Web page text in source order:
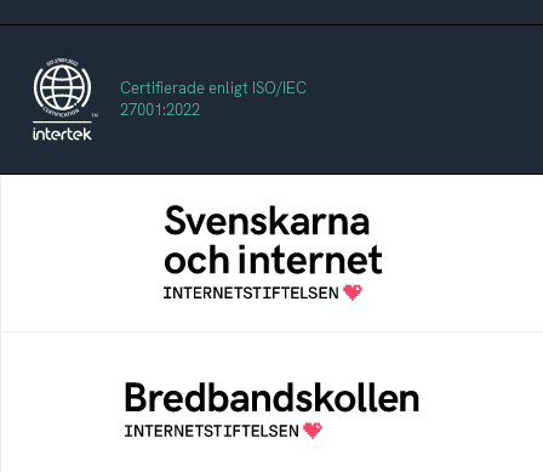
Certifierade enligt ISO/IEC
27001:2022
Svenskarna och internet
En årlig studie av svenska folkets
internetvanor
Bredbandskollen är ett oberoende
konsumentverktyg som drivs av
Internetstiftelsen